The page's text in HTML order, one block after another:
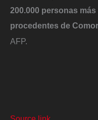
200.000 personas
procedentes de
AFP.